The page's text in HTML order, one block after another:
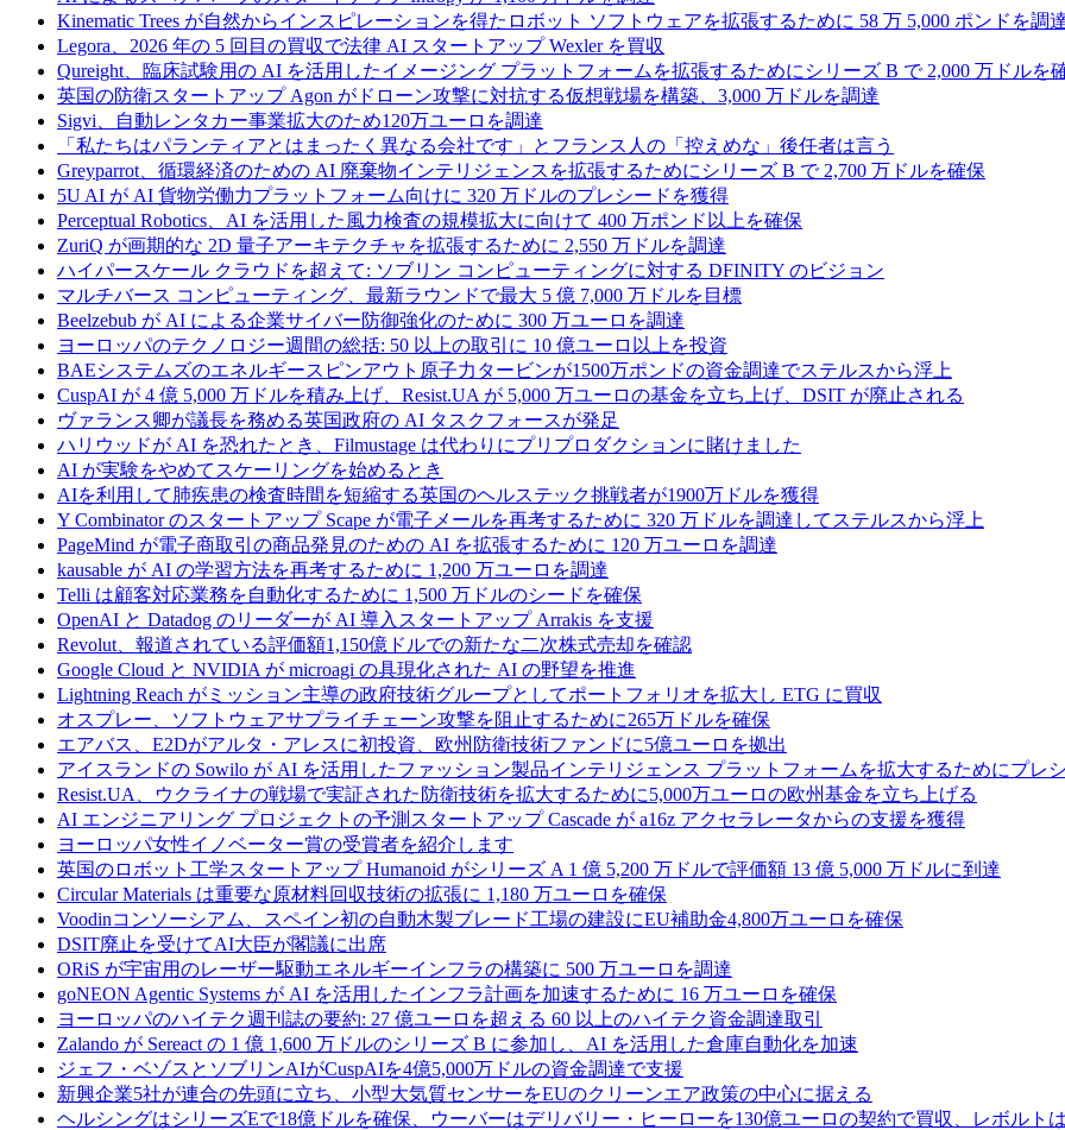
Kinematic Trees が自然からインスピレーションを得たロボット ソフトウェアを拡張するために 58 万 5,000 ポンドを調
Legora、2026 年の 5 回目の買収で法律 AI スタートアップ Wexler を買収
Qureight、臨床試験用の AI を活用したイメージング プラットフォームを拡張するためにシリーズ B で 2,000 万ドルを
英国の防衛スタートアップ Agon がドローン攻撃に対抗する仮想戦場を構築、3,000 万ドルを調達
Sigvi、自動レンタカー事業拡大のため120万ユーロを調達
「私たちはパランティアとはまったく異なる会社です」とフランス人の「控えめな」後任者は言う
Greyparrot、循環経済のための AI 廃棄物インテリジェンスを拡張するためにシリーズ B で 2,700 万ドルを確保
5U AI が AI 貨物労働力プラットフォーム向けに 320 万ドルのプレシードを獲得
Perceptual Robotics、AI を活用した風力検査の規模拡大に向けて 400 万ポンド以上を確保
ZuriQ が画期的な 2D 量子アーキテクチャを拡張するために 2,550 万ドルを調達
ハイパースケール クラウドを超えて: ソブリン コンピューティングに対する DFINITY のビジョン
マルチバース コンピューティング、最新ラウンドで最大 5 億 7,000 万ドルを目標
Beelzebub が AI による企業サイバー防御強化のために 300 万ユーロを調達
ヨーロッパのテクノロジー週間の総括: 50 以上の取引に 10 億ユーロ以上を投資
BAEシステムズのエネルギースピンアウト原子力タービンが1500万ポンドの資金調達でステルスから浮上
CuspAI が 4 億 5,000 万ドルを積み上げ、Resist.UA が 5,000 万ユーロの基金を立ち上げ、DSIT が廃止される
ヴァランス卿が議長を務める英国政府の AI タスクフォースが発足
ハリウッドが AI を恐れたとき、Filmustage は代わりにプリプロダクションに賭けました
AI が実験をやめてスケーリングを始めるとき
AIを利用して肺疾患の検査時間を短縮する英国のヘルステック挑戦者が1900万ドルを獲得
Y Combinator のスタートアップ Scape が電子メールを再考するために 320 万ドルを調達してステルスから浮上
PageMind が電子商取引の商品発見のための AI を拡張するために 120 万ユーロを調達
kausable が AI の学習方法を再考するために 1,200 万ユーロを調達
Telli は顧客対応業務を自動化するために 1,500 万ドルのシードを確保
OpenAI と Datadog のリーダーが AI 導入スタートアップ Arrakis を支援
Revolut、報道されている評価額1,150億ドルでの新たな二次株式売却を確認
Google Cloud と NVIDIA が microagi の具現化された AI の野望を推進
Lightning Reach がミッション主導の政府技術グループとしてポートフォリオを拡大し ETG に買収
オスプレー、ソフトウェアサプライチェーン攻撃を阻止するために265万ドルを確保
エアバス、E2Dがアルタ・アレスに初投資、欧州防衛技術ファンドに5億ユーロを拠出
アイスランドの Sowilo が AI を活用したファッション製品インテリジェンス プラットフォームを拡大するためにプレ
Resist.UA、ウクライナの戦場で実証された防衛技術を拡大するために5,000万ユーロの欧州基金を立ち上げる
AI エンジニアリング プロジェクトの予測スタートアップ Cascade が a16z アクセラレータからの支援を獲得
ヨーロッパ女性イノベーター賞の受賞者を紹介します
英国のロボット工学スタートアップ Humanoid がシリーズ A 1 億 5,200 万ドルで評価額 13 億 5,000 万ドルに到達
Circular Materials は重要な原材料回収技術の拡張に 1,180 万ユーロを確保
Voodinコンソーシアム、スペイン初の自動木製ブレード工場の建設にEU補助金4,800万ユーロを確保
DSIT廃止を受けてAI大臣が閣議に出席
ORiS が宇宙用のレーザー駆動エネルギーインフラの構築に 500 万ユーロを調達
goNEON Agentic Systems が AI を活用したインフラ計画を加速するために 16 万ユーロを確保
ヨーロッパのハイテク週刊誌の要約: 27 億ユーロを超える 60 以上のハイテク資金調達取引
Zalando が Sereact の 1 億 1,600 万ドルのシリーズ B に参加し、AI を活用した倉庫自動化を加速
ジェフ・ベゾスとソブリンAIがCuspAIを4億5,000万ドルの資金調達で支援
新興企業5社が連合の先頭に立ち、小型大気質センサーをEUのクリーンエア政策の中心に据える
ヘルシングはシリーズEで18億ドルを確保、ウーバーはデリバリー・ヒーローを130億ユーロの契約で買収、レボルト